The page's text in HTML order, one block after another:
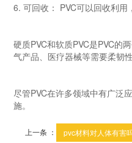
6. 可回收： PVC可以回收利用
硬质PVC和软质PVC是PVC的
气产品、医疗器械等需要柔韧性
尽管PVC在许多领域中有广泛
施。
上一条 ： pvc材料对人体有害